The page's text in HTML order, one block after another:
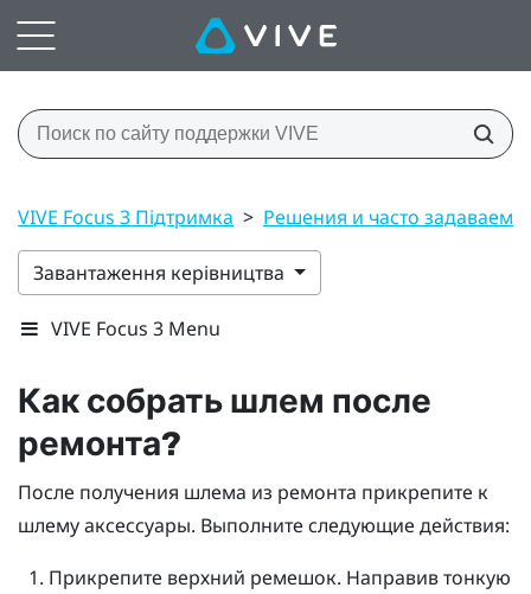
VIVE Focus 3 Підтримка > Решения и часто
Завантаження керівництва
VIVE Focus 3 Menu
Как собрать шлем после
ремонта?
После получения шлема из ремонта прикрепите к
шлему аксессуары. Выполните следующие действия:
Прикрепите верхний ремешок. Направив тонкую